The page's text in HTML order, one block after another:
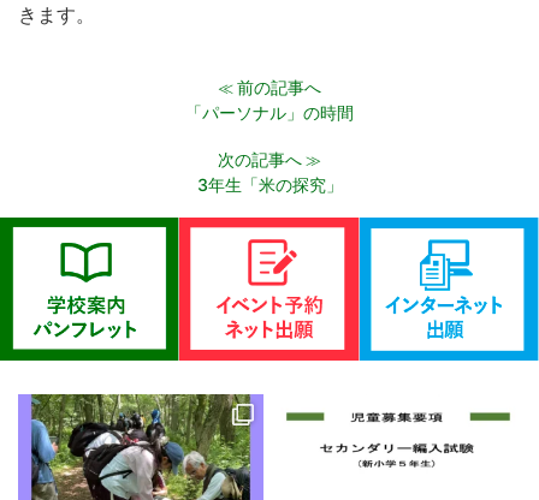
きます。
≪前の記事へ
「パーソナル」の時間
次の記事へ≫
3年生「米の探究」